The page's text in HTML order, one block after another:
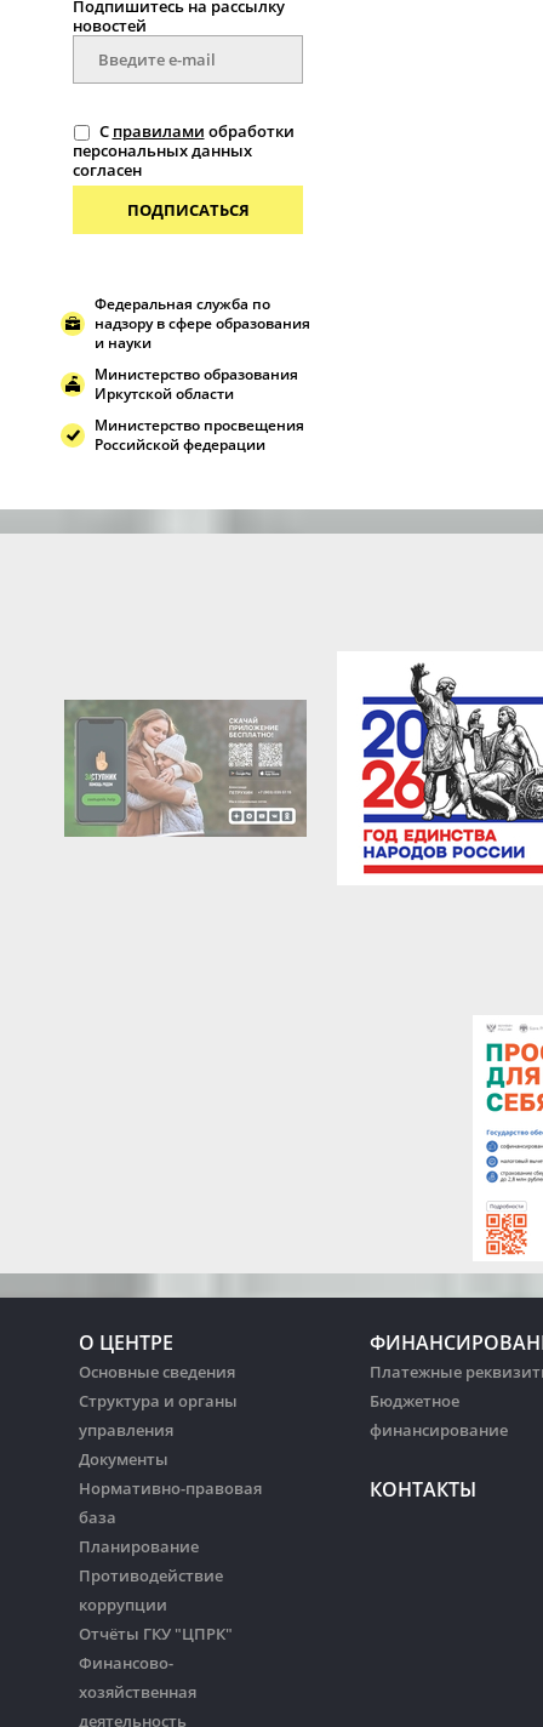
Подпишитесь на рассылку
новостей
С правилами обработки
персональных данных
согласен
ПОДПИСАТЬСЯ
Федеральная служба по
надзору в сфере образования
и науки
Министерство образования
Иркутской области
Министерство просвещения
Российской федерации
О ЦЕНТРЕ
Основные сведения
Структура и органы
управления
Документы
Нормативно-правовая
база
Планирование
Противодействие
коррупции
Отчёты ГКУ "ЦПРК"
Финансово-
хозяйственная
деятельность
Платежные
Бюджетное
финансирование
КОНТАКТЫ